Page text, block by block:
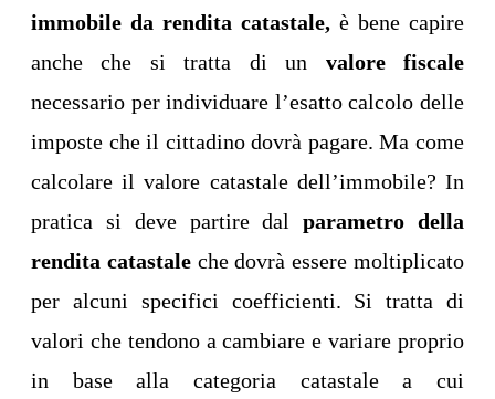
immobile da rendita catastale, è bene capire
anche che si tratta di un valore fiscale
necessario per individuare l’esatto calcolo delle
imposte che il cittadino dovrà pagare. Ma come
calcolare il valore catastale dell’immobile? In
pratica si deve partire dalparametro della
rendita catastaleche dovrà essere moltiplicato
per alcuni specifici coefficienti. Si tratta di
valori che tendono a cambiare e variare proprio
in base alla categoria catastale a cui